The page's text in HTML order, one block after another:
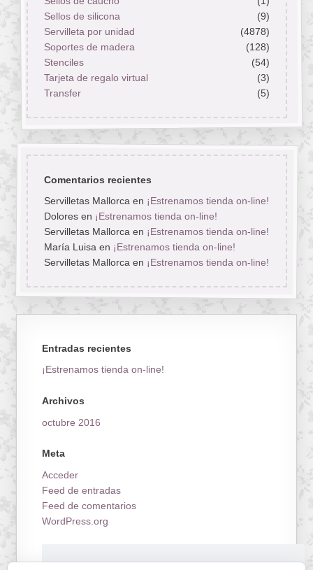
Sellos de silicona
(9)
Servilleta por unidad
(4878)
Soportes de madera
(128)
Stenciles
(54)
Tarjeta de regalo virtual
(3)
Transfer
(5)
Comentarios recientes
Servilletas Mallorcaen ¡Estrenamos tienda on-line!
Doloresen ¡Estrenamos tienda on-line!
Servilletas Mallorcaen ¡Estrenamos tienda on-line!
María Luisaen ¡Estrenamos tienda on-line!
Servilletas Mallorcaen ¡Estrenamos tienda on-line!
Entradas recientes
¡Estrenamos tienda on-line!
Archivos
octubre 2016
Meta
Acceder
Feed de entradas
Feed de comentarios
WordPress.org